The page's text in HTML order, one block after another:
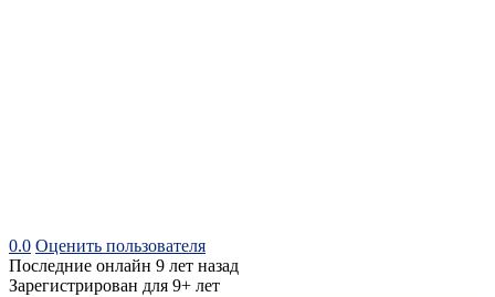
0.0 Оценить пользователя
Последние онлайн 9 лет назад
Зарегистрирован для 9+ лет